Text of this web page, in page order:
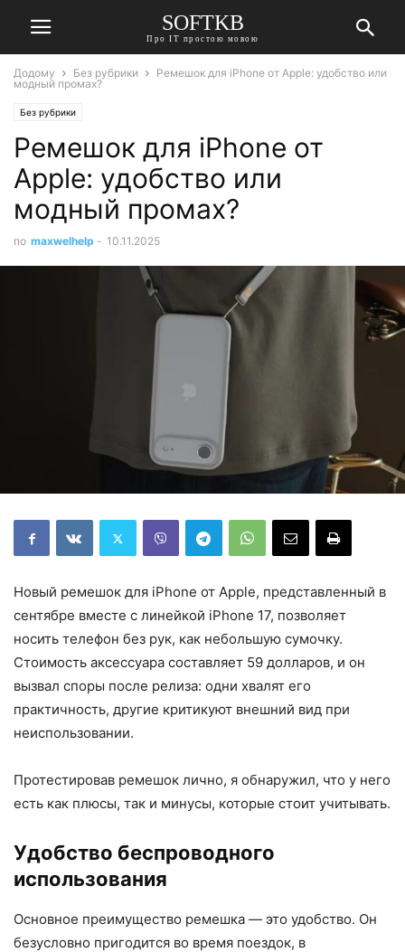
SOFTKB
Про ІТ простою мовою
Додому Без рубрики
Ремешок для iPhone от Apple: удобство или
модный промах?
Без рубрики
Ремешок для iPhone от
Apple: удобство или
модный промах?
по maxwelhelp - 10.11.2025
Новый ремешок для iPhone от Apple, представленный в
сентябре вместе с линейкой iPhone 17, позволяет
носить телефон без рук, как небольшую сумочку.
Стоимость аксессуара составляет 59 долларов, и он
вызвал споры после релиза: одни хвалят его
практичность, другие критикуют внешний вид при
неиспользовании.
Протестировав ремешок лично, я обнаружил, что у него
есть как плюсы, так и минусы, которые стоит учитывать.
Удобство беспроводного
использования
Основное преимущество ремешка — это удобство. Он
безусловно пригодится во время поездок, в